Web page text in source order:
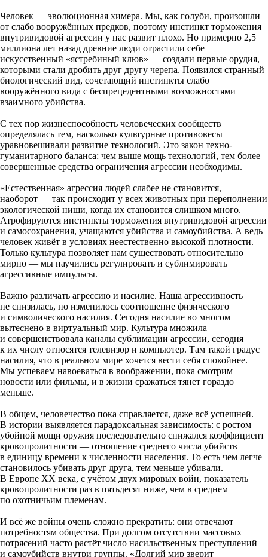
Человек — эволюционная химера. Мы, как голуби, произошли
от слабо вооружённых предков, поэтому инстинкт торможения
внутривидовой агрессии у нас развит плохо. Но примерно 2,5
миллиона лет назад древние люди отрастили себе
искусственный «ястребиный клюв» — создали первые орудия,
которыми стали дробить друг другу черепа. Появился странный
биологический вид, сочетающий инстинкты слабо
вооружённого вида с беспрецедентными возможностями
взаимного убийства.
С тех пор жизнеспособность человеческих сообществ
определялась тем, насколько культурные противовесы
уравновешивали развитие технологий. Это закон техно-
гуманитарного баланса: чем выше мощь технологий, тем более
совершенные средства ограничения агрессии необходимы.
«Естественная» агрессия людей слабее не становится,
наоборот — так происходит у всех животных при переполнении
экологической ниши, когда их становится слишком много.
Атрофируются инстинкты торможения внутривидовой агрессии
и самосохранения, учащаются убийства и самоубийства. А ведь
человек живёт в условиях неестественно высокой плотности.
Только культура позволяет нам существовать относительно
мирно — мы научились регулировать и сублимировать
агрессивные импульсы.
Важно различать агрессию и насилие. Наша агрессивность
не снизилась, но изменилось соотношение физического
и символического насилия. Сегодня насилие во многом
вытеснено в виртуальный мир. Культура множила
и совершенствовала каналы сублимации агрессии, сегодня
к их числу относятся телевизор и компьютер. Там такой градус
насилия, что в реальном мире хочется вести себя спокойнее.
Мы успеваем навоеваться в воображении, пока смотрим
новости или фильмы, и в жизни сражаться тянет гораздо
меньше.
В общем, человечество пока справляется, даже всё успешней.
В истории выявляется парадоксальная зависимость: с ростом
убойной мощи оружия последовательно снижался коэффициент
кровопролитности — отношение среднего числа убийств
в единицу времени к численности населения. То есть чем легче
становилось убивать друг друга, тем меньше убивали.
В Европе ХХ века, с учётом двух мировых войн, показатель
кровопролитности раз в пятьдесят ниже, чем в среднем
по охотничьим племенам.
И всё же войны очень сложно прекратить: они отвечают
потребностям общества. При долгом отсутствии массовых
потрясений часто растёт число насильственных преступлений
и самоубийств внутри группы. «Долгий мир зверит